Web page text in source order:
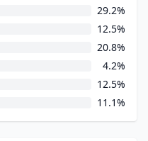
29.2%
12.5%
20.8%
4.2%
12.5%
11.1%